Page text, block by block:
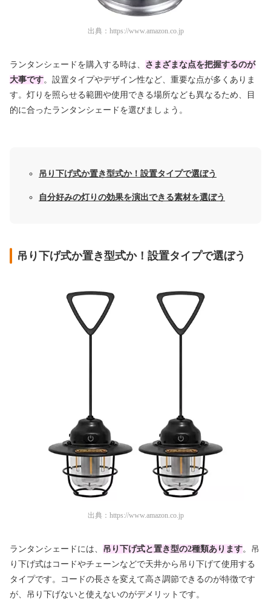
出典： https://www.amazon.co.jp
ランタンシェードを購入する時は、 さまざまな点を把握するのが
大事です。設置タイプやデザイン性など、重要な点が多くありま
す。灯りを照らせる範囲や使用できる場所なども異なるため、目
的に合ったランタンシェードを選びましょう。
吊り下げ式か置き型式か！設置タイプで選ぼう
自分好みの灯りの効果を演出できる素材を選ぼう
吊り下げ式か置き型式か！設置タイプで選ぼう
出典： https://www.amazon.co.jp
ランタンシェードには、 吊り下げ式と置き型の2種類あります。吊
り下げ式はコードやチェーンなどで天井から吊り下げて使用する
タイプです。コードの長さを変えて高さ調節できるのが特徴です
が、吊り下げないと使えないのがデメリットです。